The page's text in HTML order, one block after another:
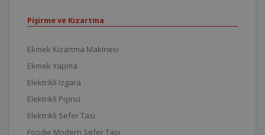
Pişirme ve Kızartma
Ekmek Kızartma Makinesi
Ekmek Yapma
Elektrikli Izgara
Elektrikli Pişirici
Elektrikli Sefer Tası
Foodie Modern Sefer Tası